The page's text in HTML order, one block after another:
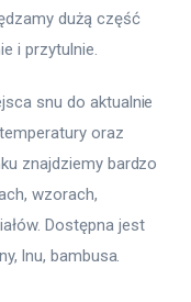
dużą część
i przytulnie.
snu do aktualnie
oraz
znajdziemy bardzo
wzorach,
Dostępna jest
lnu, bambusa.